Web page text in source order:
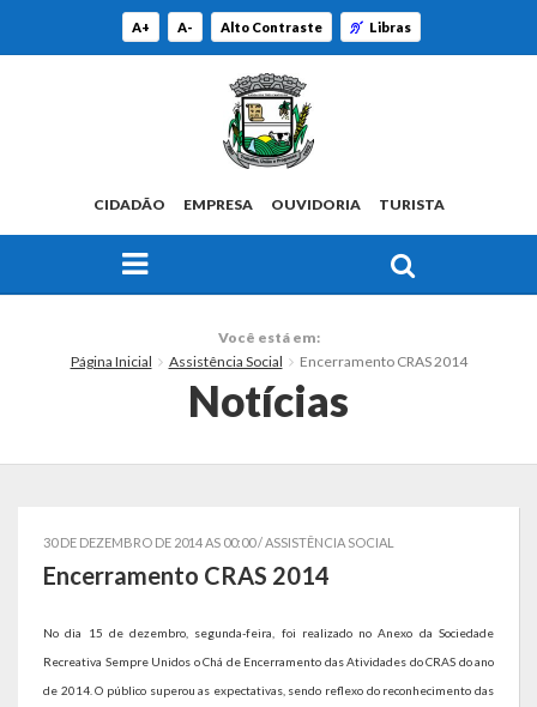
A+ A- Alto Contraste Libras
CIDADÃO EMPRESA OUVIDORIA TURISTA
Símbolos
Governo
Administração
Você está em:
Página Inicial
Assistência Social Encerramento CRAS 2014
Notícias
30 DE DEZEMBRO DE 2014 AS 00:00 /ASSISTÊNCIA SOCIAL
Encerramento CRAS 2014
No dia 15 de dezembro, segunda-feira, foi realizado no Anexo da Sociedade
Recreativa Sempre Unidos o Chá de Encerramento das Atividades do CRAS do ano
de 2014. O público superou as expectativas, sendo reflexo do reconhecimento das